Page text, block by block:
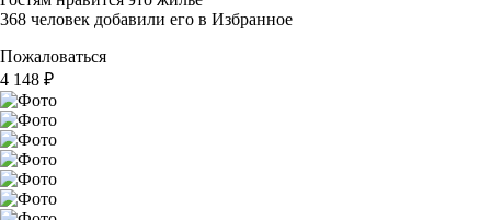
368 человек добавили его в Избранное
Пожаловаться
4 148 ₽